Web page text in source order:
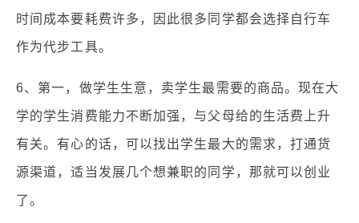
时间成本要耗费许多，因此很多同学都会选择自行车
作为代步工具。
6、第一，做学生生意，卖学生最需要的商品。现在大
学的学生消费能力不断加强，与父母给的生活费上升
有关。有心的话，可以找出学生最大的需求，打通货
源渠道，适当发展几个想兼职的同学，那就可以创业
了。